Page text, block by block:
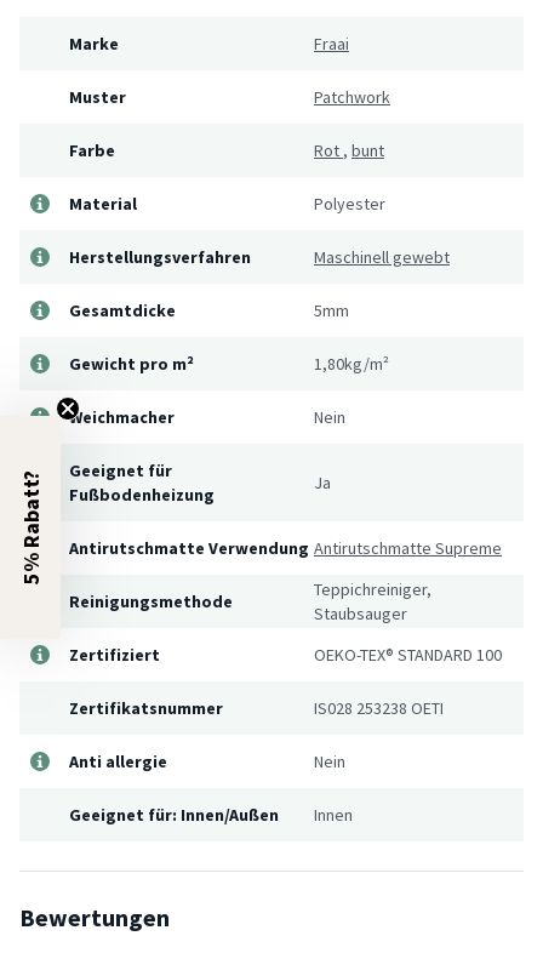
Marke Fraai
Muster Patchwork
Farbe Rot , bunt
Material Polyester
Herstellungsverfahren Maschinell gewebt
Gesamtdicke 5mm
Gewicht pro m² 1,80kg/m²
Weichmacher Nein
Geeignet für
Fußbodenheizung
Ja
Antirutschmatte Verwendung Antirutschmatte Supreme
Reinigungsmethode
Teppichreiniger,
Staubsauger
Zertifiziert
OEKO-TEX® STANDARD 100
Zertifikatsnummer IS028 253238 OETI
Anti allergie Nein
Geeignet für: Innen/Außen Innen
Bewertungen
5% Rabatt?